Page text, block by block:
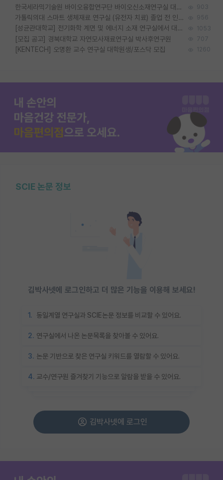
한국세라믹기술원 바이오융합연구단 바이오신소재연구실 대학원생/학부인턴 모집
903
가톨릭의대 스마트 생체재료 연구실 (유전자 치료) 졸업 전 인턴 및 대학원생 모집 956
[성균관대학교] 전기화학 계면 및 에너지 소재 연구실에서 대학원생을 모집합니다. 1053
[모집 공고] 경북대학교 자연모사재료연구실 박사후연구원 707
[KENTECH] 오명환 교수 연구실 대학원생/포스닥 모집 1260
SCIE 논문 정보
김박사넷에 로그인하고 더 많은 기능을 이용해 보세요!
1. 동일계열 연구실과 SCIE논문 정보를 비교할 수 있어요.
2. 연구실에서 나온 논문목록을 찾아볼 수 있어요.
3. 논문 기반으로 찾은 연구실 키워드를 열람할 수 있어요.
4. 교수/연구원 즐겨찾기 기능으로 알람을 받을 수 있어요.
김박사넷에 로그인